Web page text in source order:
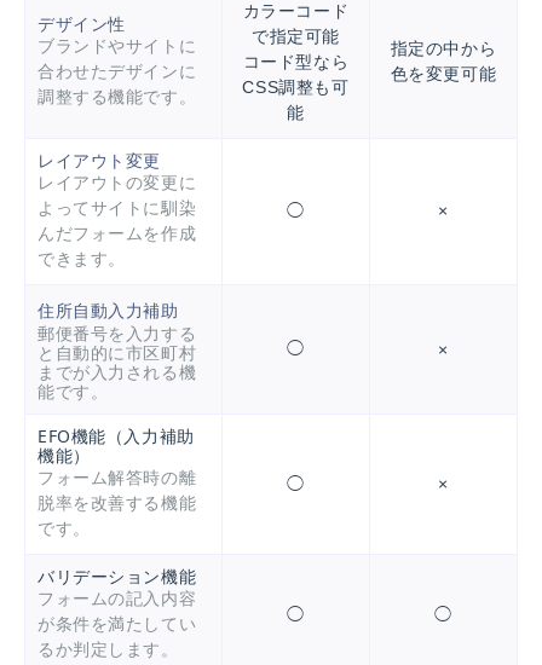
デザイン性
ブランドやサイトに
合わせたデザインに
調整する機能です。
カラーコード
で指定可能
コード型なら
CSS調整も可
能
指定の中から
色を変更可能
レイアウト変更
レイアウトの変更に
よってサイトに馴染
んだフォームを作成
できます。
◯ ×
住所自動入力補助
郵便番号を入力する
と自動的に市区町村
までが入力される機
能です。
◯ ×
EFO機能（入力補助
機能）
フォーム解答時の離
脱率を改善する機能
です。
◯ ×
バリデーション機能
フォームの記入内容
が条件を満たしてい
るか判定します。
◯ ◯